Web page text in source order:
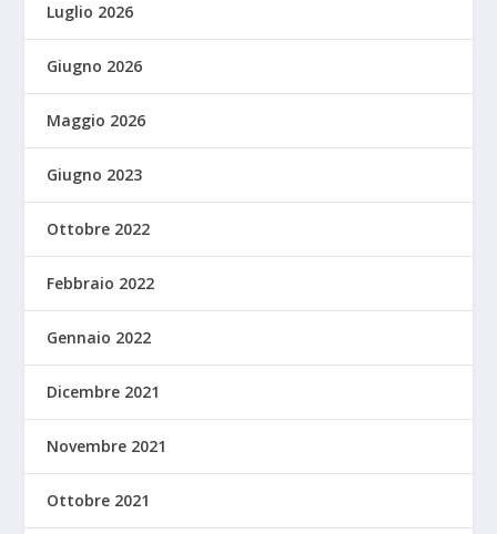
Luglio 2026
Giugno 2026
Maggio 2026
Giugno 2023
Ottobre 2022
Febbraio 2022
Gennaio 2022
Dicembre 2021
Novembre 2021
Ottobre 2021